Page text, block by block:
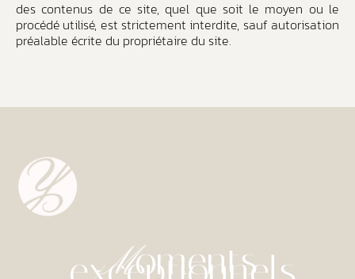
des contenus de ce site, quel que soit le moyen ou le
procédé utilisé, est strictement interdite, sauf autorisation
préalable écrite du propriétaire du site.
Moments